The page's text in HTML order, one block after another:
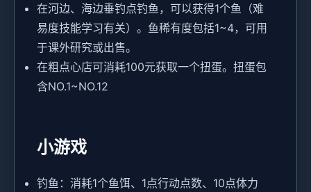
在河边、海边垂钓点钓鱼，可以获得1个鱼（难
易度技能学习有关）。鱼稀有度包括1~4，可用
于课外研究或出售。
在粗点心店可消耗100元获取一个扭蛋。扭蛋包
含NO.1~NO.12
小游戏
钓鱼：消耗1个鱼饵、1点行动点数、10点体力